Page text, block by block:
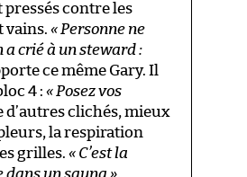
contre les
vains. « Personne ne
a crié à un steward :
ce même Gary. Il
4 : « Posez vos
clichés, mieux
la respiration
grilles. « C’est la